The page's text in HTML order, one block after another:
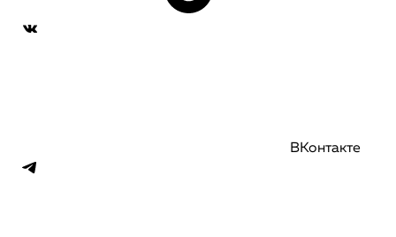
ВКонтакте